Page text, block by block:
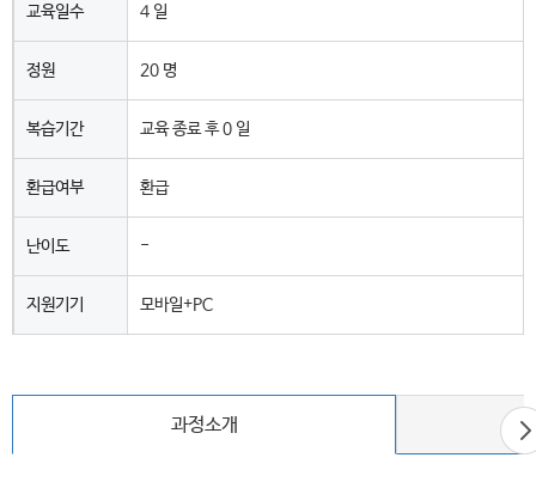
교육일수 4 일
정원 20 명
복습기간 교육 종료 후 0 일
환급여부 환급
난이도 -
지원기기 모바일+PC
과정소개
다
음